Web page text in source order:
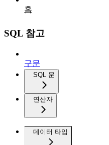
홈
SQL 참고
구문
SQL 문
연산자
데이터 타입